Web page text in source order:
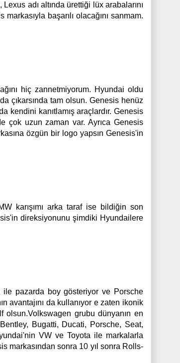
adı altında ürettiği lüx arabalarını
başarılı olacağını sanmam.
hiç zannetmiyorum. Hyundai oldu
çıkarsında tam olsun. Genesis henüz
kendini kanıtlamış araçlardır. Genesis
çok uzun zaman var. Ayrıca Genesis
özgün bir logo yapsın Genesis'in
karışımı arka taraf ise bildiğin son
direksiyonunu şimdiki Hyundailere
pazarda boy gösteriyor ve Porsche
avantajını da kullanıyor e zaten ikonik
grubu dünyanın en
Bugatti, Ducati, Porsche, Seat,
VW ve Toyota ile markalarla
markasından sonra 10 yıl sonra Rolls-